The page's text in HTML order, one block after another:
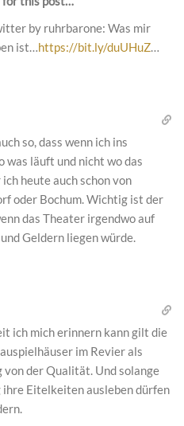
by ruhrbarone: Was mir
ist…https://bit.ly/duUHuZ…
so, dass wenn ich ins
was läuft und nicht wo das
heute auch schon von
oder Bochum. Wichtig ist der
das Theater irgendwo auf
Geldern liegen würde.
ich mich erinnern kann gilt die
im Revier als
der Qualität. Und solange
Eitelkeiten ausleben dürfen